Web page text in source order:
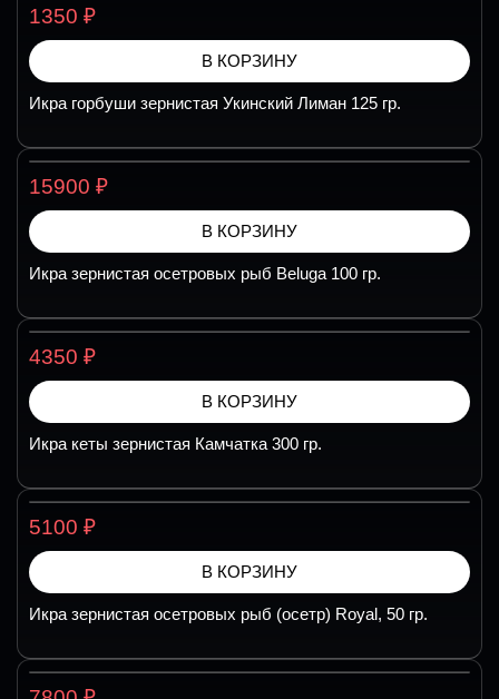
1350 ₽
В КОРЗИНУ
Икра горбуши зернистая Укинский Лиман 125 гр.
15900 ₽
В КОРЗИНУ
Икра зернистая осетровых рыб Beluga 100 гр.
4350 ₽
В КОРЗИНУ
Икра кеты зернистая Камчатка 300 гр.
5100 ₽
В КОРЗИНУ
Икра зернистая осетровых рыб (осетр) Royal, 50 гр.